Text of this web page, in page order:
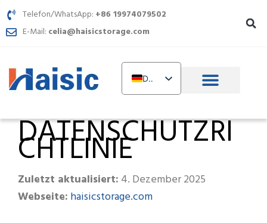
Zum
Inhalt
springen
Telefon/WhatsApp: +86 19974079502
E-Mail: celia@haisicstorage.com
DE
EN
TR
RU
AR
DATENSCHUTZRI
CHTLINIE
Zuletzt aktualisiert: 4. Dezember 2025
Webseite: haisicstorage.com